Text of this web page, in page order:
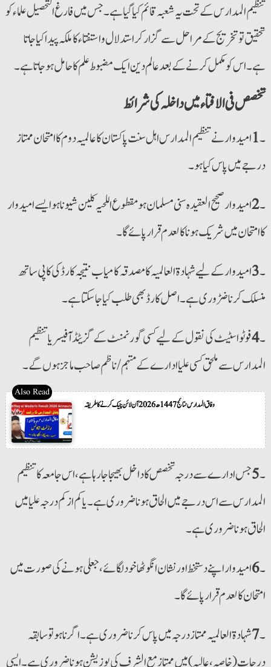
تنظیم المدارس کے تحت یہ شعبہ قائم کیا گیا ہے۔ جس میں فارغ التحصیل علماء کو
تحقیق تو تخریج کے مراحل سے گزار کر استدلال و استفتاء کا ملکہ پیدا کیا جاتا
ہے۔ اس کو مکمل کرنے کے بعد عالم دین ایک مضبوط علم کا حامل ہوجاتا ہے۔
تخصص فی الافتاء میں داخلہ کی شرائط
۔1امیدوار نے تنظیم المدارس اہل سنت پاکستان کا عالمیہ دوم کا امتحان ممتاز
درجے میں پاس کیا ہو۔
۔2امیدوار صحیح العقیدہ سنی مسلمان ہو مقطوع اللحیہ کلین شیو نا ہو ایسے امیدوار
کا امتحان میں شریک ہونا کالعدم قرار پائےگا۔
۔3امیدوار کے لیے شہادۃ العالمیہ کا مصدقہ کامیاب نتیجہ کارڈ کی کاپی ساتھ
منسلک کرنا ضڑوری ہے۔ اصل کارڈ بھی طلب کیا جاسکتا ہے۔
۔4فوٹو اسٹیٹ کی نقول کےلیے کسی گورنمنٹ کے گزیٹڈ آفیسر یا تنظیم
المدارس سے ملحق کسی علیا ادارے کے مہتمم/ناظم صاحب ماجز ہوں گے۔
وفاق المدارس نتائج 1447ھ 2026 آن لائن چیک کرنے کا طریقہ
۔5جس ادارے سے درجہ تخصص کا داخل بھیجا جارہا ہے، اس جامعہ کا تنظیم
المدارس سے اس درجے میں الحاق ہونا ضروری ہے۔ یا کم از کم درجہ علیا میں
الحاق ہونا ضروری ہے۔
۔6امیدوار اپنے دستخط اور نشان انگوٹھا خود لگائے،جعلی ہونے کی صورت میں
امتحان کالعدم قرار پائے گا۔
۔7شہادۃ العالمیہ ممتاز درجہ میں پاس کرنا ضروری ہے۔اگر نا ہو تو سابقہ
درجات (خاصہ،عالیہ) میں ممتاز مع الشرف کی پوزیشن ہونا ضروری ہے۔ایسی